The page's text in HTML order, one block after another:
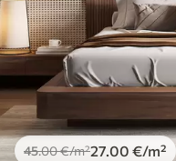
66.6740.00 €/m²
Peel and Stick
81.6749.00€/m²
45.00€/m²27 .00 €/m²